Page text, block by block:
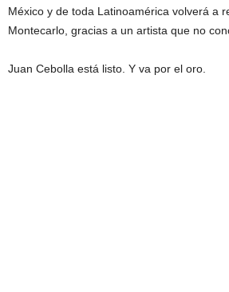
México y de toda Latinoamérica volverá a
Montecarlo, gracias a un artista que no
Juan Cebolla está listo. Y va por el oro.